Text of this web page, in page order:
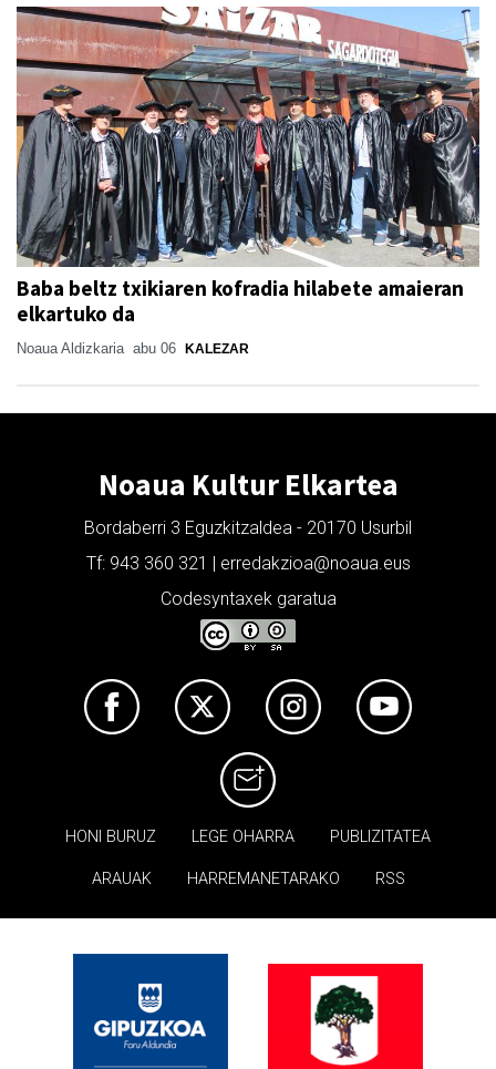
Baba beltz txikiaren kofradia hilabete amaieran
elkartuko da
Noaua Aldizkaria abu 06 KALEZAR
Noaua Kultur Elkartea
Bordaberri 3 Eguzkitzaldea - 20170 Usurbil
Tf: 943 360 321 | erredakzioa@noaua.eus
Codesyntaxek garatua
HONI BURUZ LEGE OHARRA PUBLIZITATEA
ARAUAK HARREMANETARAKO RSS